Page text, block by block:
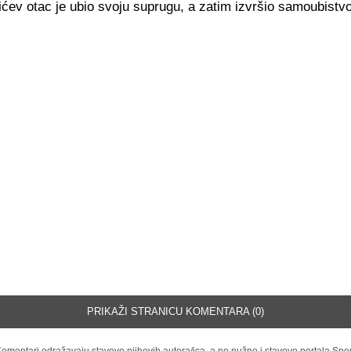
otac je ubio svoju suprugu, a zatim izvršio
PRIKAŽI STRANICU KOMENTARA (0)